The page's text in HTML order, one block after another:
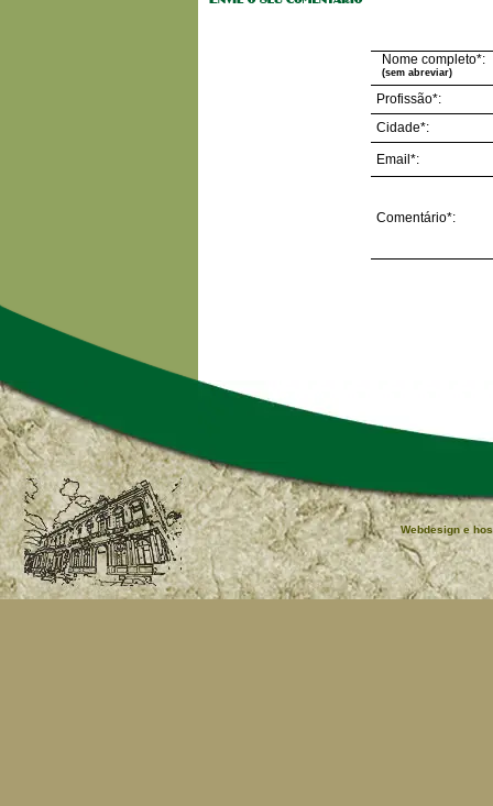
Nome completo*:
(sem abreviar)
Profissão*:
Cidade*:
Email*:
Comentário*:
Webdesign e